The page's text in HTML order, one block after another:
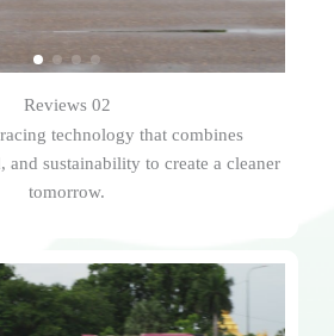
Reviews 02
technology that combines
and sustainability to create a cleaner
tomorrow.